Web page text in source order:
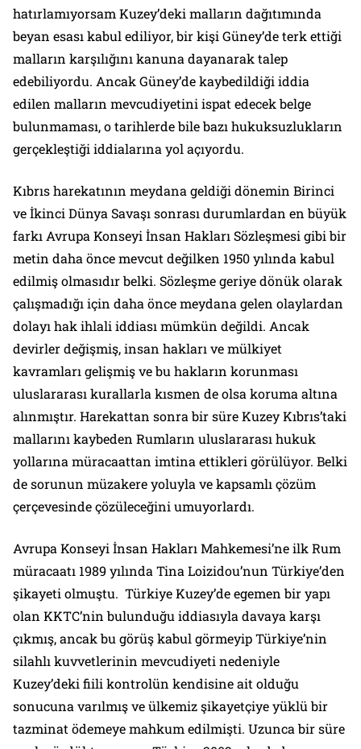
hatırlamıyorsam Kuzey’deki malların dağıtımında
beyan esası kabul ediliyor, bir kişi Güney’de terk ettiği
malların karşılığını kanuna dayanarak talep
edebiliyordu. Ancak Güney’de kaybedildiği iddia
edilen malların mevcudiyetini ispat edecek belge
bulunmaması, o tarihlerde bile bazı hukuksuzlukların
gerçekleştiği iddialarına yol açıyordu.
Kıbrıs harekatının meydana geldiği dönemin Birinci
ve İkinci Dünya Savaşı sonrası durumlardan en büyük
farkı Avrupa Konseyi İnsan Hakları Sözleşmesi gibi bir
metin daha önce mevcut değilken 1950 yılında kabul
edilmiş olmasıdır belki. Sözleşme geriye dönük olarak
çalışmadığı için daha önce meydana gelen olaylardan
dolayı hak ihlali iddiası mümkün değildi. Ancak
devirler değişmiş, insan hakları ve mülkiyet
kavramları gelişmiş ve bu hakların korunması
uluslararası kurallarla kısmen de olsa koruma altına
alınmıştır. Harekattan sonra bir süre Kuzey Kıbrıs’taki
mallarını kaybeden Rumların uluslararası hukuk
yollarına müracaattan imtina ettikleri görülüyor. Belki
de sorunun müzakere yoluyla ve kapsamlı çözüm
çerçevesinde çözüleceğini umuyorlardı.
Avrupa Konseyi İnsan Hakları Mahkemesi’ne ilk Rum
müracaatı 1989 yılında Tina Loizidou’nun Türkiye’den
şikayeti olmuştu. Türkiye Kuzey’de egemen bir yapı
olan KKTC’nin bulunduğu iddiasıyla davaya karşı
çıkmış, ancak bu görüş kabul görmeyip Türkiye’nin
silahlı kuvvetlerinin mevcudiyeti nedeniyle
Kuzey’deki fiili kontrolün kendisine ait olduğu
sonucuna varılmış ve ülkemiz şikayetçiye yüklü bir
tazminat ödemeye mahkum edilmişti. Uzunca bir süre